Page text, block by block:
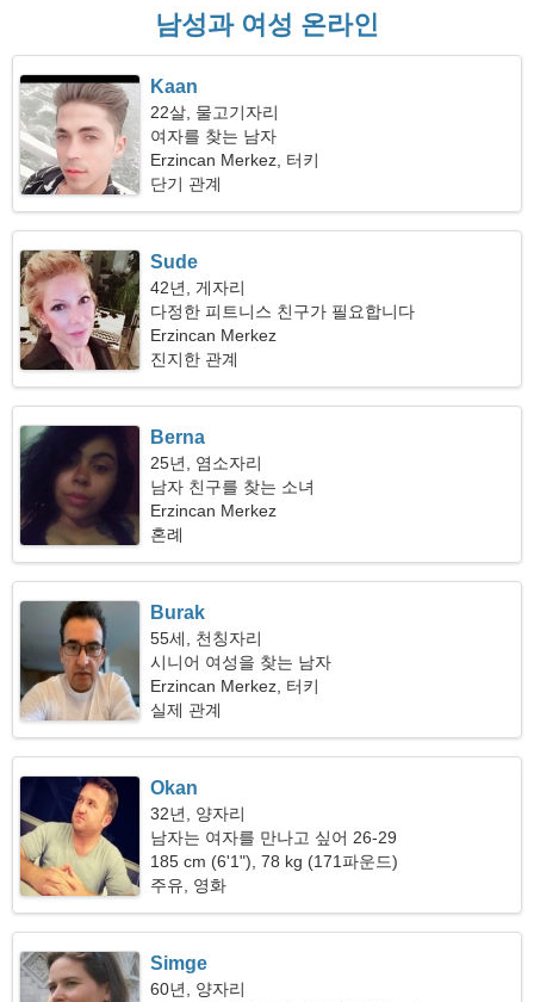
남성과 여성 온라인
Kaan
22살, 물고기자리
여자를 찾는 남자
Erzincan Merkez, 터키
단기 관계
Sude
42년, 게자리
다정한 피트니스 친구가 필요합니다
Erzincan Merkez
진지한 관계
Berna
25년, 염소자리
남자 친구를 찾는 소녀
Erzincan Merkez
혼례
Burak
55세, 천칭자리
시니어 여성을 찾는 남자
Erzincan Merkez, 터키
실제 관계
Okan
32년, 양자리
남자는 여자를 만나고 싶어 26-29
185 cm (6'1"), 78 kg (171파운드)
주유, 영화
Simge
60년, 양자리